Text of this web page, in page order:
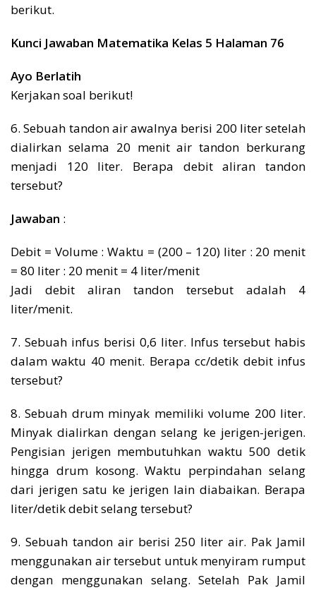
berikut.
Kunci Jawaban Matematika Kelas 5 Halaman 76
Ayo Berlatih
Kerjakan soal berikut!
6. Sebuah tandon air awalnya berisi 200 liter setelah
dialirkan selama 20 menit air tandon berkurang
menjadi 120 liter. Berapa debit aliran tandon
tersebut?
Jawaban :
Debit = Volume : Waktu = (200 – 120) liter : 20 menit
= 80 liter : 20 menit = 4 liter/menit
Jadi debit aliran tandon tersebut adalah 4
liter/menit.
7. Sebuah infus berisi 0,6 liter. Infus tersebut habis
dalam waktu 40 menit. Berapa cc/detik debit infus
tersebut?
8. Sebuah drum minyak memiliki volume 200 liter.
Minyak dialirkan dengan selang ke jerigen-jerigen.
Pengisian jerigen membutuhkan waktu 500 detik
hingga drum kosong. Waktu perpindahan selang
dari jerigen satu ke jerigen lain diabaikan. Berapa
liter/detik debit selang tersebut?
9. Sebuah tandon air berisi 250 liter air. Pak Jamil
menggunakan air tersebut untuk menyiram rumput
dengan menggunakan selang. Setelah Pak Jamil